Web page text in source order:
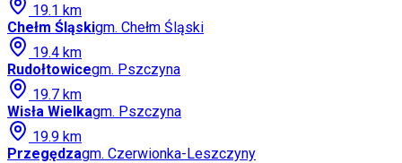
19.1 km
Chełm Śląskigm. Chełm Śląski
19.4 km
Rudołtowicegm. Pszczyna
19.7 km
Wisła Wielkagm. Pszczyna
19.9 km
Przegędzagm. Czerwionka-Leszczyny